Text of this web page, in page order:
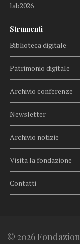
lab2026
Strumenti
Biblioteca digitale
Patrimonio digitale
Archivio conferenze
Newsletter
Archivio notizie
Visita la fondazione
Contatti
© 2026